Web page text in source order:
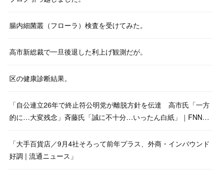
腸内細菌叢（フローラ）検査を受けてみた。
高市新総裁で一旦後退した利上げ観測だが。
区の健康診断結果。
「自公連立26年で終止符公明党が離脱方針を伝達 高市氏「一方
的に…大変残念」斉藤氏「誠に不十分…いったん白紙」｜FNN…
「大手百貨店／9月4社そろって前年プラス、外商・インバウンド
好調 | 流通ニュース」